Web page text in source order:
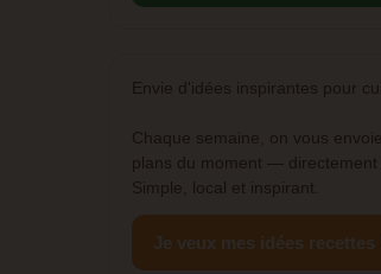
Envie d'idées inspirantes pour
Chaque semaine, on vous
plans du moment — directement
Simple, local et inspirant.
Je veux mes idées recettes